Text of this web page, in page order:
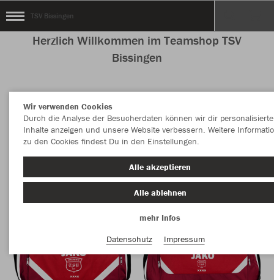
TSV Bissingen
Herzlich Willkommen im Teamshop TSV
Bissingen
Farbe
Wir verwenden Cookies
Durch die Analyse der Besucherdaten können wir dir personalisierte
Inhalte anzeigen und unsere Website verbessern. Weitere
zu den Cookies findest Du in den Einstellungen.
Alle akzeptieren
Alle ablehnen
mehr Infos
Datenschutz
Impressum